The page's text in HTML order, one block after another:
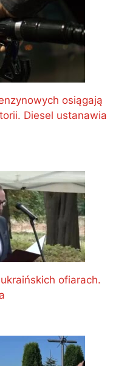
osiągają
Diesel ustanawia
ofiarach.